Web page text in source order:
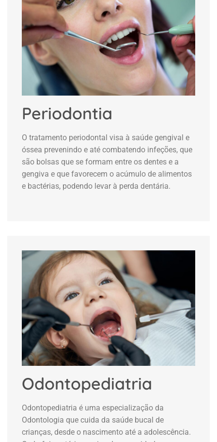
Periodontia
O tratamento periodontal visa à saúde gengival e
óssea prevenindo e até combatendo infeções, que
são bolsas que se formam entre os dentes e a
gengiva e que favorecem o acúmulo de alimentos
e bactérias, podendo levar à perda dentária.
Odontopediatria
Odontopediatria é uma especialização da
Odontologia que cuida da saúde bucal de
crianças, desde o nascimento até a adolescência.